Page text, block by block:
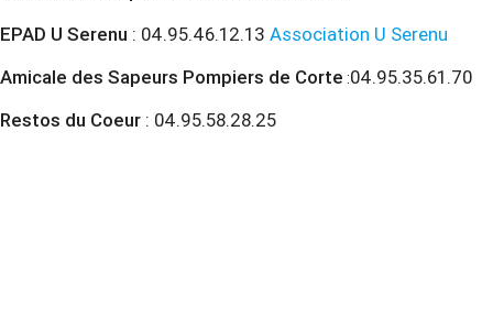
EPAD U Serenu : 04.95.46.12.13 Association U Serenu
Amicale des Sapeurs Pompiers de Corte :04.95.35.61.70
Restos du Coeur : 04.95.58.28.25